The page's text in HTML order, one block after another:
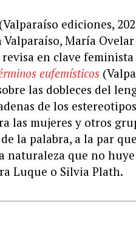
(Valparaíso ediciones,
María
en clave
eufemísticos
las dobleces del
de los
las mujeres y otros
la palabra, a la par
naturaleza que no
Luque o Silvia Plath.